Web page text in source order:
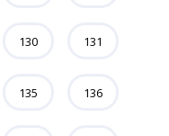
130 131
135 136